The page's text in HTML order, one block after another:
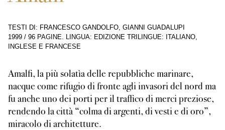
TESTI DI: FRANCESCO GANDOLFO, GIANNI GUADALUPI
1999 / 96 PAGINE. LINGUA: EDIZIONE TRILINGUE: ITALIANO,
INGLESE E FRANCESE
Amalfi, la più solatìa delle repubbliche marinare,
nacque come rifugio di fronte agli invasori del nord ma
fu anche uno dei porti per il traffico di merci preziose,
rendendo la città “colma di argenti, di vesti e di oro”,
miracolo di architetture.